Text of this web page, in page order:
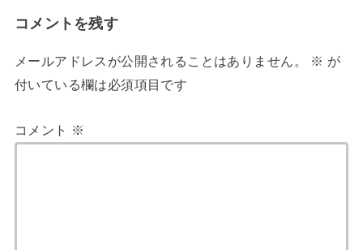
コメントを残す
メールアドレスが公開されることはありません。 ※ が
付いている欄は必須項目です
コメント ※